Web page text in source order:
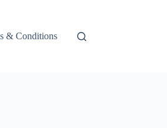
& Conditions